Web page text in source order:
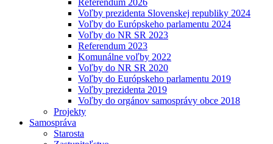
Referendum 2026
Voľby prezidenta Slovenskej republiky 2024
Voľby do Európskeho parlamentu 2024
Voľby do NR SR 2023
Referendum 2023
Komunálne voľby 2022
Voľby do NR SR 2020
Voľby do Európskeho parlamentu 2019
Voľby prezidenta 2019
Voľby do orgánov samosprávy obce 2018
Projekty
Samospráva
Starosta